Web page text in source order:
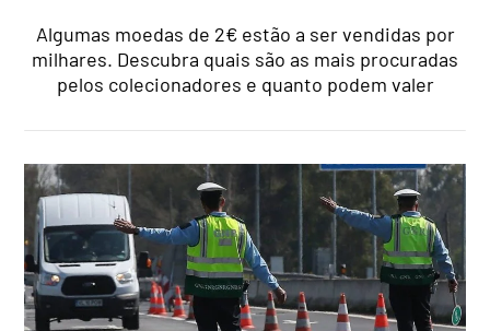
Algumas moedas de 2€ estão a ser vendidas por
milhares. Descubra quais são as mais procuradas
pelos colecionadores e quanto podem valer